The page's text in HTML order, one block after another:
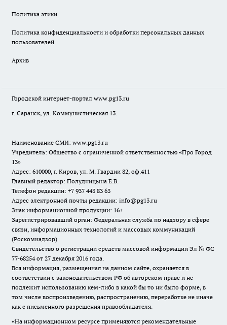
Политика этики
Политика конфиденциальности и обработки персональных данных
пользователей
Архив
Городской интернет-портал www.pg13.ru
г. Саранск, ул. Коммунистическая 13.
Наименование СМИ: www.pg13.ru
Учредитель: Общество с ограниченной ответственностью «Про Город
13»
Адрес: 610000, г. Киров, ул. М. Гвардии 82, оф.411
Главный редактор: Полудницына Е.В.
Телефон редакции: +7 937 443 83 63
Адрес электронной почты редакции: info@pg13.ru
Знак информационной продукции: 16+
Зарегистрировавший орган: Федеральная служба по надзору в сфере
связи, информационных технологий и массовых коммуникаций
(Роскомнадзор)
Свидетельство о регистрации средств массовой информации Эл № ФС
77-68254 от 27 декабря 2016 года.
Вся информация, размещенная на данном сайте, охраняется в
соответствии с законодательством РФ об авторском праве и не
подлежит использованию кем-либо в какой бы то ни было форме, в
том числе воспроизведению, распространению, переработке не иначе
как с письменного разрешения правообладателя.
«На информационном ресурсе применяются рекомендательные